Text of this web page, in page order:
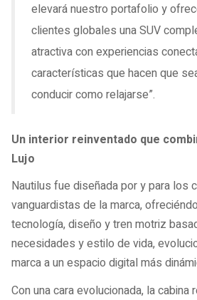
elevará nuestro portafolio y
clientes globales una SUV
atractiva con experiencias
características que hacen que
conducir como relajarse”.
Un interior reinventado que
Lujo
Nautilus fue diseñada por y para los
vanguardistas de la marca,
tecnología, diseño y tren motriz
necesidades y estilo de vida,
marca a un espacio digital más
Con una cara evolucionada, la cabina